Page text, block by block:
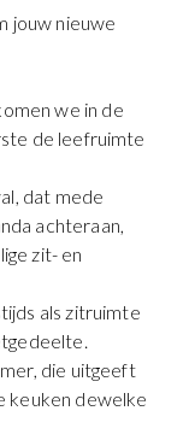
jouw nieuwe
we in de
de leefruimte
dat mede
achteraan,
zit- en
als zitruimte
die uitgeeft
keuken dewelke